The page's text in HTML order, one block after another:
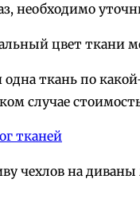
необходимо
цвет ткани
ткань по
случае
тканей
чехлов на